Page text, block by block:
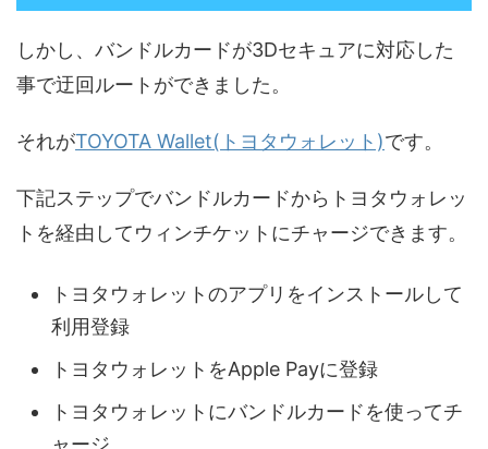
しかし、バンドルカードが3Dセキュアに対応した
事で迂回ルートができました。
それがTOYOTA Wallet(トヨタウォレット)です。
下記ステップでバンドルカードからトヨタウォレッ
トを経由してウィンチケットにチャージできます。
トヨタウォレットのアプリをインストールして
利用登録
トヨタウォレットをApple Payに登録
トヨタウォレットにバンドルカードを使ってチ
ャージ